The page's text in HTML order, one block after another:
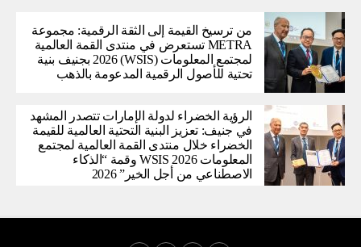
من ترسيخ القيمة إلى الثقة الرقمية: مجموعة
METRA تستعرض في منتدى القمة العالمية
لمجتمع المعلومات (WSIS) 2026 بجنيف بنية
تحتية للأصول الرقمية المدعومة بالذهب
الرؤية الخضراء لدولة الإمارات تتصدر المشهد
في جنيف: تعزيز البنية التحتية العالمية للقيمة
الخضراء خلال منتدى القمة العالمية لمجتمع
المعلومات WSIS 2026 وقمة “الذكاء
الاصطناعي من أجل الخير” 2026